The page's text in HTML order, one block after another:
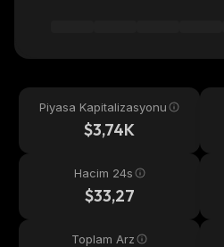
Piyasa Kapitalizasyonu
$3,74K
Hacim 24s
$33,27
Toplam Arz